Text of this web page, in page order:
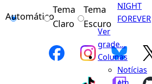
NIGHT
FOREVER
Ver
grade...
Colunas
Notícias
Automático
Tema
Claro
Tema
Escuro